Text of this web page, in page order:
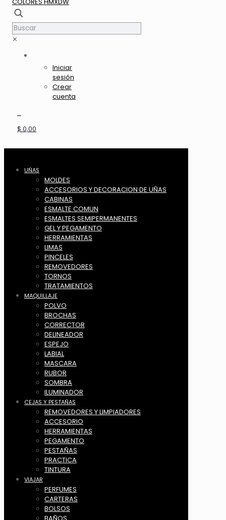
✕
Iniciar
sesión
Crear
cuenta
$ 0,00
UÑAS
MOLDES
ACCESORIOS Y DECORACION DE UÑAS
CABINAS
ESMALTE COMUN
ESMALTES SEMIPERMANENTES
GEL Y PEGAMENTO
HERRAMIENTAS
LIMAS
PINCELES
REMOVEDORES
TORNOS
TRATAMIENTOS
MAQUILLAJE
POLVO
BROCHAS
CORRECTOR
DELINEADOR
ESPEJO
LABIAL
MASCARA
RUBOR
SOMBRA
ILUMINADOR
CEJAS Y PESTAÑAS
REMOVEDORES Y LIMPIADORES
ACCESORIO
HERRAMIENTAS
PEGAMENTO
PESTAÑAS
PRACTICA
TINTURA
VIAJAR
PERFUMES
CARTERAS
BOLSOS